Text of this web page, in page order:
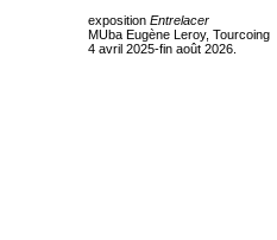
exposition Entrelacer
MUba Eugène Leroy, Tourcoing
4 avril 2025-fin août 2026.